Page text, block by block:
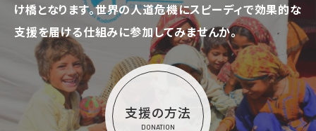
け橋となります。世界の人道危機にスピーディで効果的な
支援を届ける仕組みに参加してみませんか。
支援の方法
DONATION